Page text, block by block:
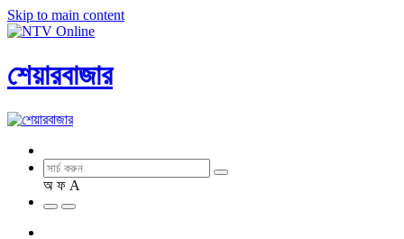
Skip to main content
শেয়ারবাজার
অ ফ A